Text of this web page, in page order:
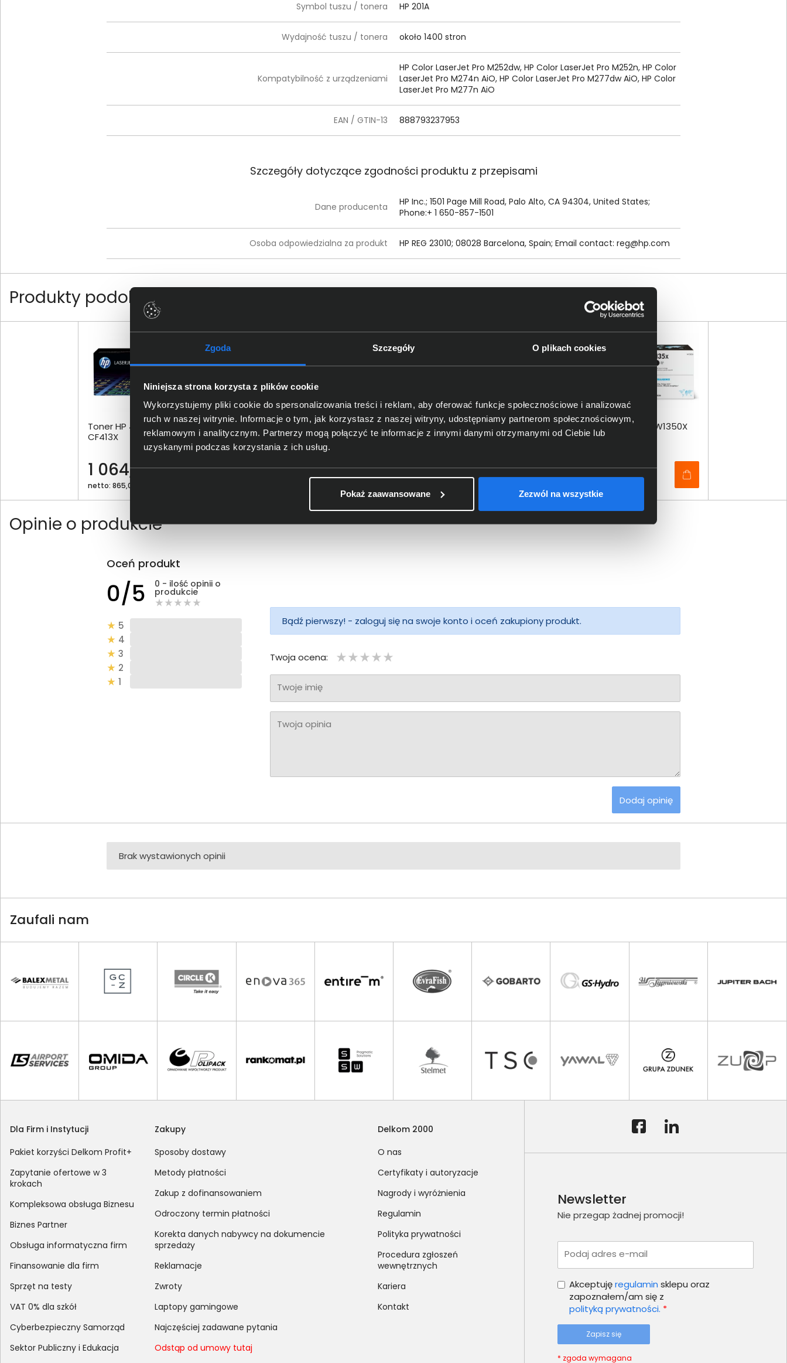
Zgoda Szczegóły O plikach cookies
Niniejsza strona korzysta z plików cookie
Wykorzystujemy pliki cookie do spersonalizowania treści i reklam, aby oferować funkcje społecznościowe i analizować
ruch w naszej witrynie. Informacje o tym, jak korzystasz z naszej witryny, udostępniamy partnerom społecznościowym,
reklamowym i analitycznym. Partnerzy mogą połączyć te informacje z innymi danymi otrzymanymi od Ciebie lub
uzyskanymi podczas korzystania z ich usług.
Pokaż zaawansowane Zezwól na wszystkie
Symbol tuszu / tonera HP 201A
Wydajność tuszu / tonera około 1400 stron
Kompatybilność z urządzeniami
HP Color LaserJet Pro M252dw, HP Color LaserJet Pro M252n, HP Color
LaserJet Pro M274n AiO, HP Color LaserJet Pro M277dw AiO, HP Color
LaserJet Pro M277n AiO
EAN / GTIN-13 888793237953
Szczegóły dotyczące zgodności produktu z przepisami
Dane producenta
HP Inc.; 1501 Page Mill Road, Palo Alto, CA 94304, United States;
Phone:+ 1 650-857-1501
Osoba odpowiedzialna za produkt HP REG 23010; 08028 Barcelona, Spain; Email contact: reg@hp.com
Produkty podobne
Toner HP 410X purpurowy
CF413X
1 064,00 zł
netto: 865,04 zł
Toner HP 415A czarny W2030A
422,00 zł
Toner HP 201X żółty CF402X
564,00 zł
Toner HP 135X czarny W1350X
344,00 zł
Opinie o produkcie
Oceń produkt
0/5 0 - ilość opinii o
produkcie
5
4
3
2
1
Bądź pierwszy! - zaloguj się na swoje konto i oceń zakupiony produkt.
Twoja ocena:
Twoje imię
Twoja opinia
Dodaj opinię
Brak wystawionych opinii
Zaufali nam
Dla Firm i Instytucji
Pakiet korzyści Delkom Profit+
Zapytanie ofertowe w 3
krokach
Kompleksowa obsługa Biznesu
Biznes Partner
Obsługa informatyczna firm
Finansowanie dla firm
Sprzęt na testy
VAT 0% dla szkół
Cyberbezpieczny Samorząd
Sektor Publiczny i Edukacja
Zakupy
Sposoby dostawy
Metody płatności
Zakup z dofinansowaniem
Odroczony termin płatności
Korekta danych nabywcy na dokumencie
sprzedaży
Reklamacje
Zwroty
Laptopy gamingowe
Najczęściej zadawane pytania
Odstąp od umowy tutaj
Delkom 2000
O nas
Certyfikaty i autoryzacje
Nagrody i wyróżnienia
Regulamin
Polityka prywatności
Procedura zgłoszeń
wewnętrznych
Kariera
Kontakt
Newsletter
Nie przegap żadnej promocji!
Podaj adres e-mail
Akceptujęregulamin sklepu oraz
zapoznałem/am się z
polityką prywatności. *
Zapisz się
* zgoda wymagana